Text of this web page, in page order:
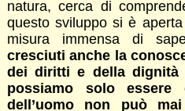
natura, cerca di
questo sviluppo si è
misura immensa di
cresciuti anche la
dei diritti e della dignità
possiamo solo
dell’uomo non può